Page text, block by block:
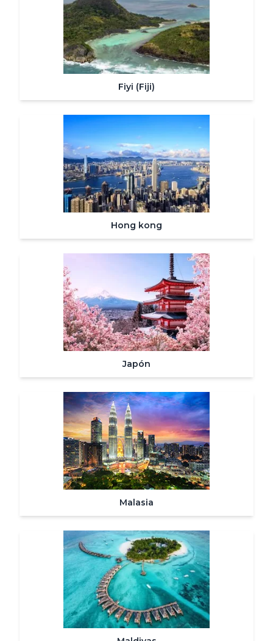
Fiyi (Fiji)
Hong kong
Japón
Malasia